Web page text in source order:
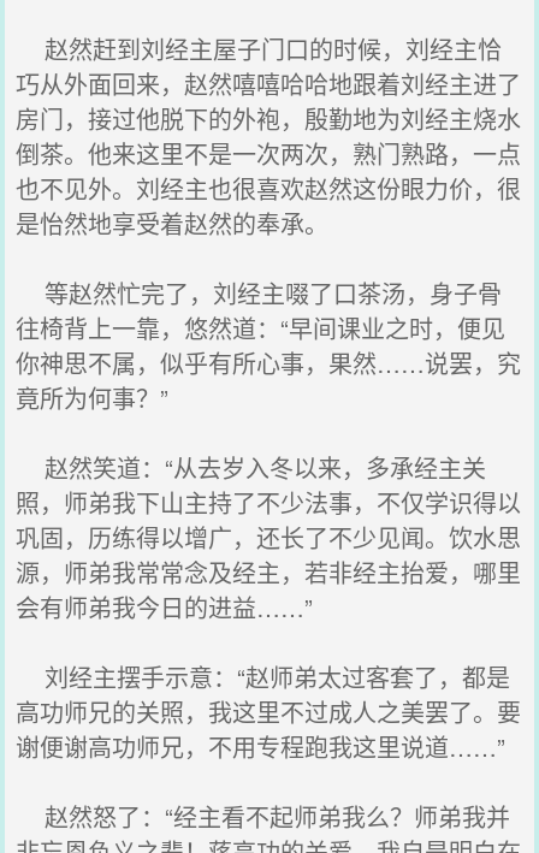
赵然赶到刘经主屋子门口的时候，刘经主恰
巧从外面回来，赵然嘻嘻哈哈地跟着刘经主进了
房门，接过他脱下的外袍，殷勤地为刘经主烧水
倒茶。他来这里不是一次两次，熟门熟路，一点
也不见外。刘经主也很喜欢赵然这份眼力价，很
是怡然地享受着赵然的奉承。
等赵然忙完了，刘经主啜了口茶汤，身子骨
往椅背上一靠，悠然道：“早间课业之时，便见
你神思不属，似乎有所心事，果然……说罢，究
竟所为何事？”
赵然笑道：“从去岁入冬以来，多承经主关
照，师弟我下山主持了不少法事，不仅学识得以
巩固，历练得以增广，还长了不少见闻。饮水思
源，师弟我常常念及经主，若非经主抬爱，哪里
会有师弟我今日的进益……”
刘经主摆手示意：“赵师弟太过客套了，都是
高功师兄的关照，我这里不过成人之美罢了。要
谢便谢高功师兄，不用专程跑我这里说道……”
赵然怒了：“经主看不起师弟我么？师弟我并